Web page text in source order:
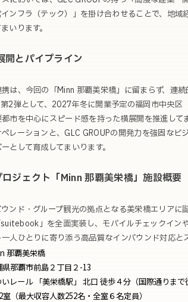
ンフラ（テック）」を掛け合わせることで、地
いります。
とパイプライン
は、今回の「Minn 那覇美栄橋」に留まらず、連
2弾として、2027年冬に開業予定の福岡市中央
都市を中心にスピード感を持った横展開を推進し
レーションと、GLC GROUPの開発力を強固な
として育成してまいります。
ジェクト「Minn 那覇美栄橋」施設概要
ンド・グループ観光の拠点となる美栄橋エリア
」を全面実装し、モバイルチェックイン
人ひとりに寄り添う高品質なインバウンド対応と
那覇美栄橋
県那覇市前島２丁目２-13
いレール 「美栄橋駅」 北口 徒歩４分（国際通りまで
室（最大収容人数252名・全室６名定員）